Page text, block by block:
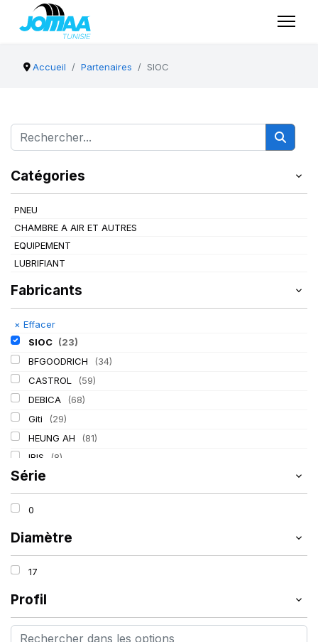
Accueil Partenaires SIOC
Catégories
PNEU
CHAMBRE A AIR ET AUTRES
EQUIPEMENT
LUBRIFIANT
Fabricants
× Effacer
SIOC (23)
BFGOODRICH
(34)
CASTROL
(59)
DEBICA
(68)
Giti
(29)
HEUNG AH
(81)
IRIS
(8)
ITALMATIC
KLEBER (116)
LASSA
LING LONG
MICHELIN (345)
MITAS
Mondolfo ferro
Série
0
Diamètre
17
Profil